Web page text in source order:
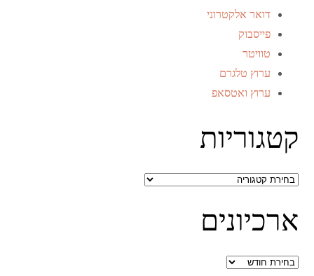
דואר אלקטרוני
פייסבוק
טוויטר
ערוץ טלגרם
ערוץ ואטסאפ
קטגוריות
קטגוריות
ארכיונים
ארכיונים